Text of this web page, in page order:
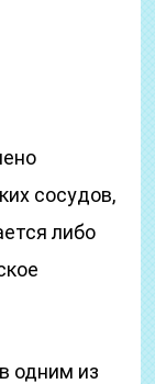
сосудов,
либо
одним из